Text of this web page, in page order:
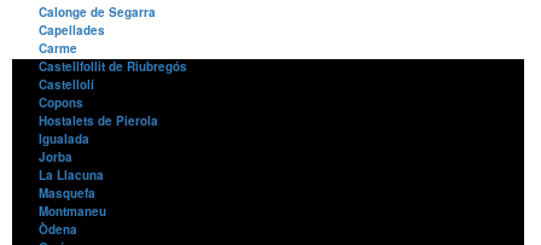
Calonge de Segarra
Capellades
Carme
Castellfollit de Riubregós
Castellolí
Copons
Hostalets de Pierola
Igualada
Jorba
La Llacuna
Masquefa
Montmaneu
Òdena